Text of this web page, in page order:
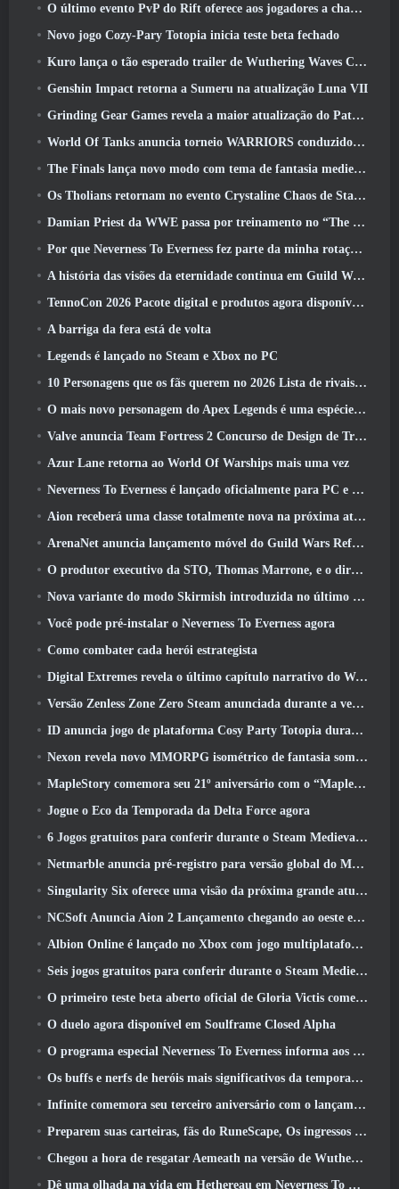
O último evento PvP do Rift oferece aos jogadores a chance de ganhar até 4000 Créditos e um novo título
Novo jogo Cozy-Pary Totopia inicia teste beta fechado
Kuro lança o tão esperado trailer de Wuthering Waves Cyberpunk: Crossover de Edgerunners
Genshin Impact retorna a Sumeru na atualização Luna VII
Grinding Gear Games revela a maior atualização do Path Of Exile II até agora, Retorno dos Antigos
World Of Tanks anuncia torneio WARRIORS conduzido pela comunidade
The Finals lança novo modo com tema de fantasia medieval ‘Dragon’s Claim’
Os Tholians retornam no evento Crystaline Chaos de Star Trek Online
Damian Priest da WWE passa por treinamento no “The Loot Camp” no trailer de ação ao vivo do Burst Fest da Delta Force
Por que Neverness To Everness fez parte da minha rotação, Por agora
A história das visões da eternidade continua em Guild Wars 2 Próxima semana
TennoCon 2026 Pacote digital e produtos agora disponíveis para compra
A barriga da fera está de volta
Legends é lançado no Steam e Xbox no PC
10 Personagens que os fãs querem no 2026 Lista de rivais da Marvel com maior probabilidade e qual a probabilidade de eles acontecerem
O mais novo personagem do Apex Legends é uma espécie de demônio da velocidade
Valve anuncia Team Fortress 2 Concurso de Design de Troféu ÜBERFEST
Azur Lane retorna ao World Of Warships mais uma vez
Neverness To Everness é lançado oficialmente para PC e consoles
Aion receberá uma classe totalmente nova na próxima atualização do Dread Blade
ArenaNet anuncia lançamento móvel do Guild Wars Reforged
O produtor executivo da STO, Thomas Marrone, e o diretor criativo da Neverwinter, Randy Mosiondz, discutem os jogos e o futuro do Cryptic
Nova variante do modo Skirmish introduzida no último ato de Valorant
Você pode pré-instalar o Neverness To Everness agora
Como combater cada herói estrategista
Digital Extremes revela o último capítulo narrativo do Warframe com novos curtas de anime
Versão Zenless Zone Zero Steam anunciada durante a versão 2.8 Programa Especial
ID anuncia jogo de plataforma Cosy Party Totopia durante o Xbox Showcase, Começa o recrutamento beta
Nexon revela novo MMORPG isométrico de fantasia sombria, Brasas dos sem coroa
MapleStory comemora seu 21º aniversário com o “Maple University Event”
Jogue o Eco da Temporada da Delta Force agora
6 Jogos gratuitos para conferir durante o Steam Medieval Fest
Netmarble anuncia pré-registro para versão global do MMORPG de ficção científica RF Online Next
Singularity Six oferece uma visão da próxima grande atualização de Palia, The Royal Highlands
NCSoft Anuncia Aion 2 Lançamento chegando ao oeste este ano
Albion Online é lançado no Xbox com jogo multiplataforma completo
Seis jogos gratuitos para conferir durante o Steam Medieval Fest
O primeiro teste beta aberto oficial de Gloria Victis começa hoje
O duelo agora disponível em Soulframe Closed Alpha
O programa especial Neverness To Everness informa aos jogadores o que esperar dos lançamentos
Os buffs e nerfs de heróis mais significativos da temporada 7.5
Infinite comemora seu terceiro aniversário com o lançamento do SS12 Lunaria hoje
Preparem suas carteiras, fãs do RuneScape, Os ingressos para o RuneFest estão prestes a ser colocados à venda
Chegou a hora de resgatar Aemeath na versão de Wuthering Waves 3.3 Atualizar
Dê uma olhada na vida em Hethereau em Neverness To Everness, vídeo de pré-visualização do jogo de lançamento